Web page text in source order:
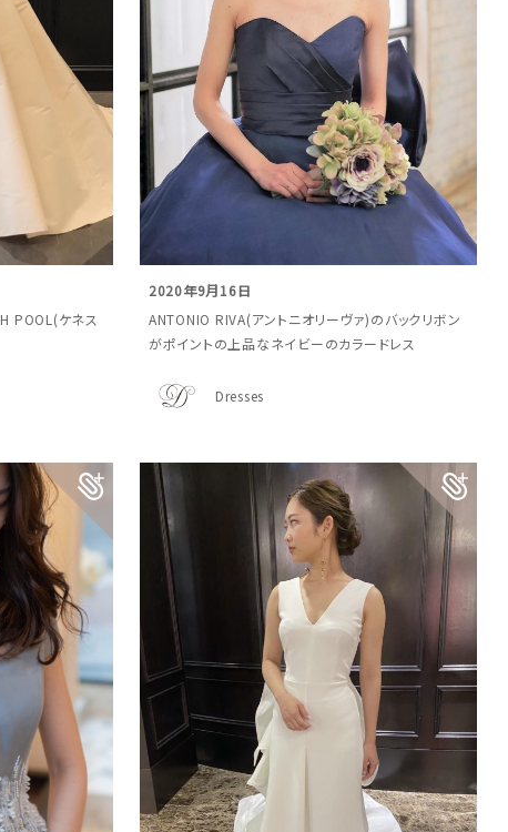
POOL(ケネス
2020年9月16日
ANTONIO RIVA(アントニオリーヴァ)のバックリボン
がポイントの上品なネイビーのカラードレス
Dresses